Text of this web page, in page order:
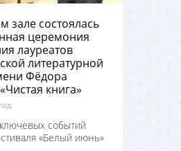
зале состоялась
церемония
лауреатов
литературной
Фёдора
книга»
событий
«Белый июнь»